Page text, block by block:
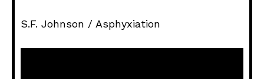
S.F. Johnson / Asphyxiation